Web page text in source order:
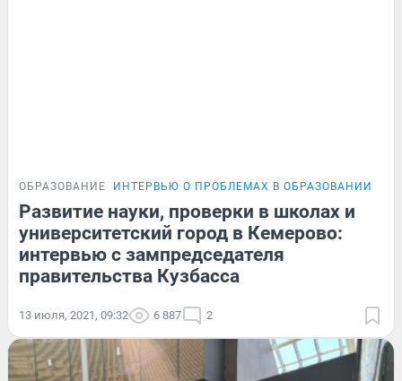
ОБРАЗОВАНИЕ ИНТЕРВЬЮ О ПРОБЛЕМАХ В ОБРАЗОВАНИИ
Развитие науки, проверки в школах и
университетский город в Кемерово:
интервью с зампредседателя
правительства Кузбасса
13 июля, 2021, 09:32 6 887 2